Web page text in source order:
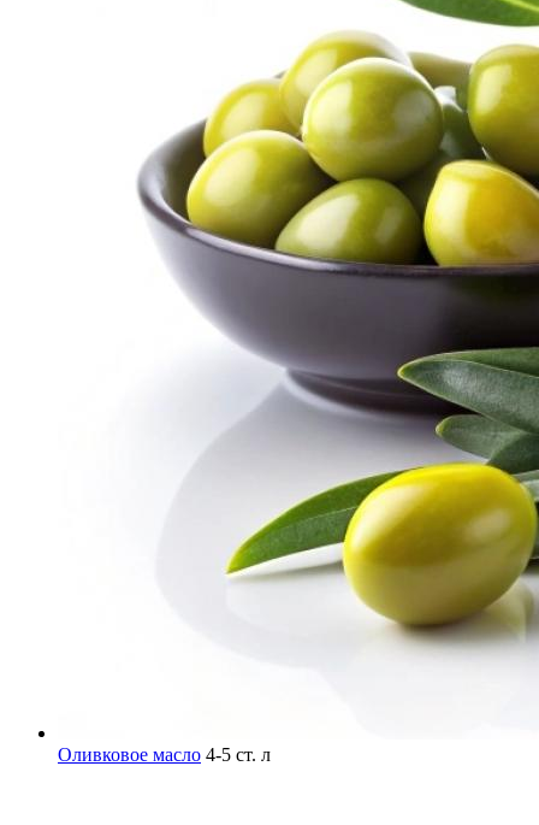
Оливковое масло 4-5 ст. л